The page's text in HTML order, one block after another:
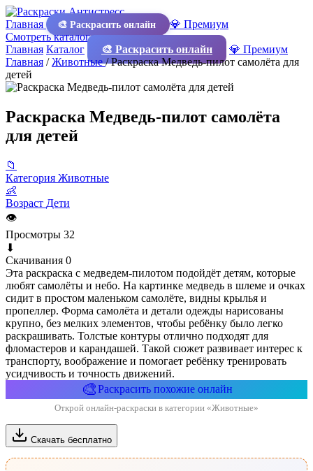
Главная 🎨 Раскрасить онлайн
💎 Премиум
Смотреть каталог
Главная Каталог 🎨 Раскрасить онлайн
💎 Премиум
Главная /Животные/Раскраска Медведь-пилот самолёта для
детей
Раскраска Медведь-пилот самолёта
для детей
📁
Категория Животные
👶
Возраст Дети
👁
Просмотры 32
⬇
Скачивания 0
Эта раскраска с медведем-пилотом подойдёт детям, которые
любят самолёты и небо. На картинке медведь в шлеме и очках
сидит в простом маленьком самолёте, видны крылья и
пропеллер. Форма самолёта и детали одежды нарисованы
крупно, без мелких элементов, чтобы ребёнку было легко
раскрашивать. Толстые контуры отлично подходят для
фломастеров и карандашей. Такой сюжет развивает интерес к
транспорту, воображение и помогает ребёнку тренировать
усидчивость и точность движений.
🎨Раскрасить похожие онлайн
Открой онлайн-раскраски в категории «Животные»
Скачать бесплатно